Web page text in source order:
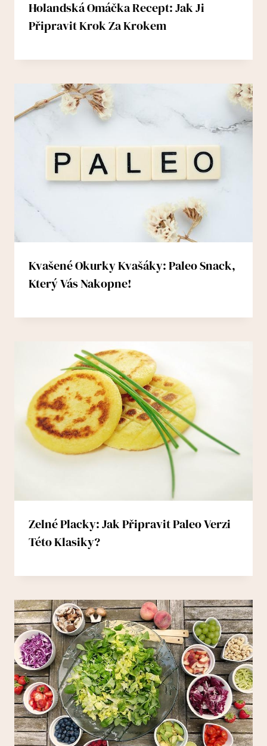
Holandská Omáčka Recept: Jak Ji
Připravit Krok Za Krokem
Kvašené Okurky Kvašáky: Paleo Snack,
Který Vás Nakopne!
Zelné Placky: Jak Připravit Paleo Verzi
Této Klasiky?